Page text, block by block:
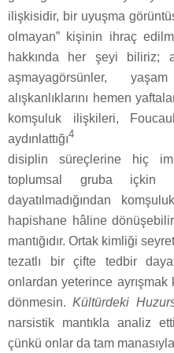
ilişkisidir, bir uyuşma
olmayan” kişinin ihraç
hakkında her şeyi biliriz;
aşmayagörsünler,
alışkanlıklarını hemen
komşuluk ilişkileri,
aydınlattığı4
disiplin süreçlerine hiç
toplumsal gruba içkin
dayatılmadığından
hapishane hâline
mantığıdır. Ortak kimliği
tezatlı bir çifte tedbir
onlardan yeterince ayrışmak
dönmesin.Kültürdeki
narsistik mantıkla analiz
çünkü onlar da tam